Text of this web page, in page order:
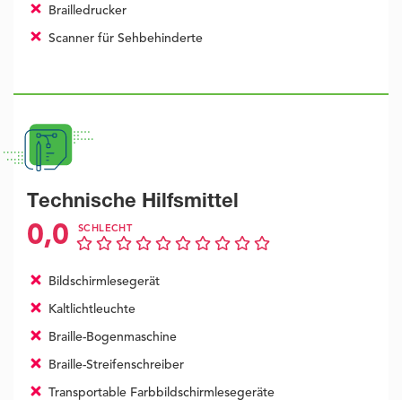
Brailledrucker
Scanner für Sehbehinderte
Technische Hilfsmittel
0,0 SCHLECHT
Bildschirmlesegerät
Kaltlichtleuchte
Braille-Bogenmaschine
Braille-Streifenschreiber
Transportable Farbbildschirmlesegeräte